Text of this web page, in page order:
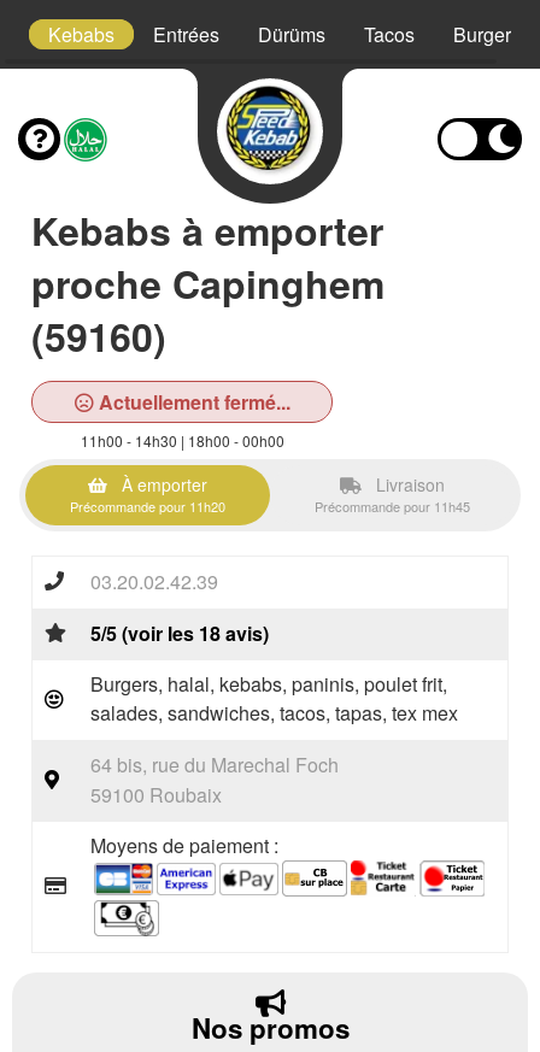
Kebabs Entrées Dürüms Tacos Burgers
Kebabs à emporter
proche Capinghem
(59160)
Actuellement fermé...
11h00 - 14h30 | 18h00 - 00h00
À emporter
Précommande pour 11h20
Livraison
Précommande pour 11h45
03.20.02.42.39
5/5 (voir les 18 avis)
Burgers, halal, kebabs, paninis, poulet frit,
salades, sandwiches, tacos, tapas, tex mex
64 bis, rue du Marechal Foch
59100 Roubaix
Moyens de paiement :
Nos promos